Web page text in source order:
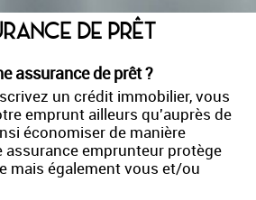
DE PRÊT
assurance de prêt ?
un crédit immobilier, vous
emprunt ailleurs qu'auprès de
économiser de manière
assurance emprunteur protège
mais également vous et/ou